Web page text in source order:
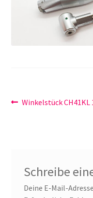
Unsere Firma
Vorheriger
Winkelstück CH41KL
Schreibe
Deine E-Mail-